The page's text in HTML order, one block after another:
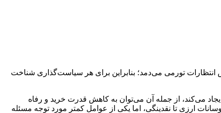
انتظارات تورمی می‌دمد؛ بنابراین برای هر سیاست‌گذاری شناخت
می‌کند، از جمله آن می‌توان به کاهش قدرت خرید و رفاه
ارزی تا نقدینگی، اما یکی از عوامل کمتر مورد توجه مسئله